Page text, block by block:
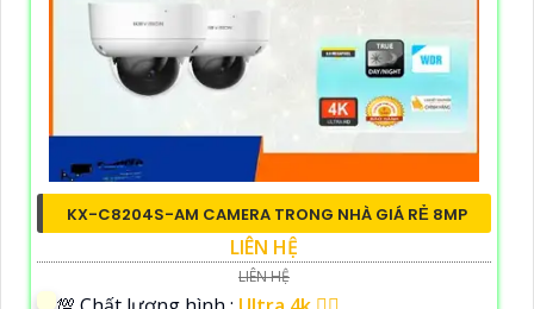
KX-C8204S-AM CAMERA TRONG NHÀ GIÁ RẺ 8MP
LIÊN HỆ
LIÊN HỆ